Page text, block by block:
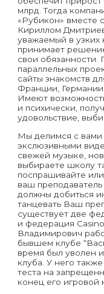
млрд. Тогда
«Рубикон» вместе
Кириллом
уважаемый в узких
принимает
свои обязанности.
параллельных
сайты знакомств
Франции,
Имеют
и психически,
удовольствие,
Мы делимся с вами
экслюзивными
свежей музыке,
выбираете школу
поспрашивайте
ваш
должны добиться
танцевать Ваш
существует две
и федерация
Владимирович
бывшем клубе
время был уволен
клуба. У него
теста на
конец его игровой